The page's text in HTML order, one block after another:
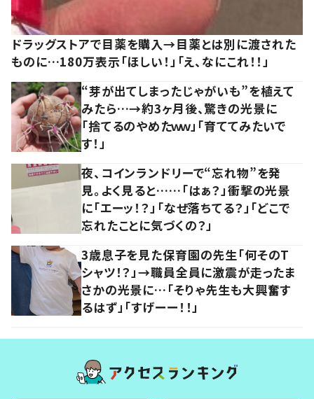
ドラッグストアで目薬を購入→目薬とは別に渡された
ものに…180万表示「ほしい！」「え、なにこれ！！」
“芽が出てしまったじゃがいも”を植えて
みたら…→約3ヶ月後、驚きの光景に
「捨てるのやめたｗｗ」「育ててみたいで
す！」
夜、コインランドリーで“忘れ物”を発
見。よく見ると……「はぁ？」衝撃の光景
に「エーッ！？」「なぜ落ちてる？」「どこで
忘れたことに気づくの？」
3歳息子を見た保育園の先生「何そのT
シャツ！？」→職員全員に激震が走ったま
さかの光景に…「そりゃ先生も大興奮す
るはず」「すげーー！！」